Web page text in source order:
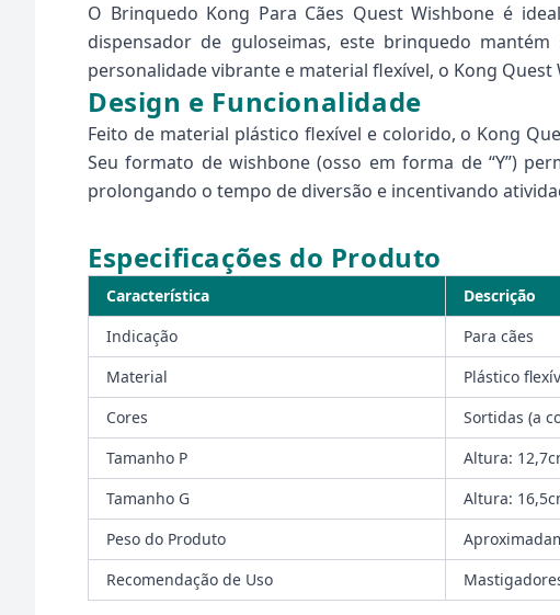
O Brinquedo Kong Para Cães Quest Wishbone é
dispensador de guloseimas, este brinquedo
personalidade vibrante e material flexível, o Kong
Design e Funcionalidade
Feito de material plástico flexível e colorido, o Kong
Seu formato de wishbone (osso em forma de “Y”)
prolongando o tempo de diversão e incentivando
Especificações do Produto
Característica
Descrição
Indicação
Para cães
Material
Plástico
Cores
Sortidas (a
Tamanho P
Altura:
Tamanho G
Altura:
Peso do Produto
Recomendação de Uso